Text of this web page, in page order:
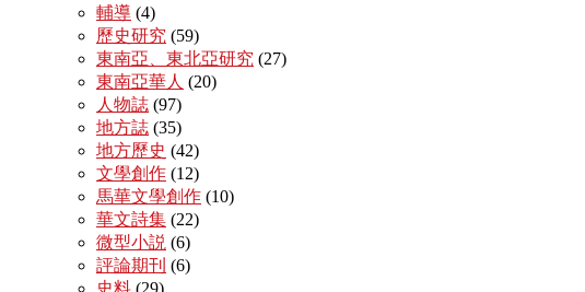
輔導 (4)
歷史研究 (59)
東南亞、東北亞研究 (27)
東南亞華人 (20)
人物誌 (97)
地方誌 (35)
地方歷史 (42)
文學創作 (12)
馬華文學創作 (10)
華文詩集 (22)
微型小説 (6)
評論期刊 (6)
史料 (29)